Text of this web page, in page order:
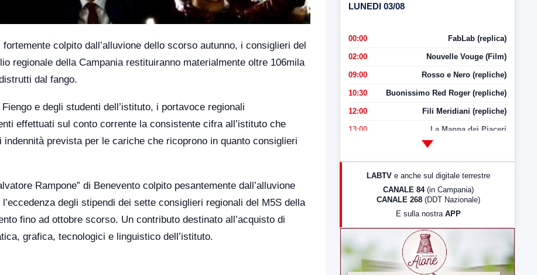
colpito dall’alluvione dello scorso autunno, i consiglieri del
regionale della Campania restituiranno materialmente oltre 106mila
dal fango.
e degli studenti dell’istituto, i portavoce regionali
effettuati sul conto corrente la consistente cifra all’istituto che
prevista per le cariche che ricoprono in quanto consiglieri
Rampone” di Benevento colpito pesantemente dall’alluvione
degli stipendi dei sette consiglieri regionali del M5S della
fino ad ottobre scorso. Un contributo destinato all’acquisto di
grafica, tecnologici e linguistico dell’istituto.
LUNEDI 03/08
00:00 FabLab (replica)
02:00 Nouvelle Vouge (Film)
09:00 Rosso e Nero (repliche)
10:30 Buonissimo Red Roger (repliche)
12:00 Fili Meridiani (repliche)
13:00 La Mappa dei Piaceri
LabNews (Diretta)
LabNews (replica)
LABTV e anche sul digitale terrestre
CANALE 84 (in Campania)
CANALE 268 (DDT Nazionale)
E sulla nostra APP